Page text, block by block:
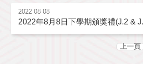
2022-08-08
2022年8月8日下學期頒獎禮(J.2 &
上一頁